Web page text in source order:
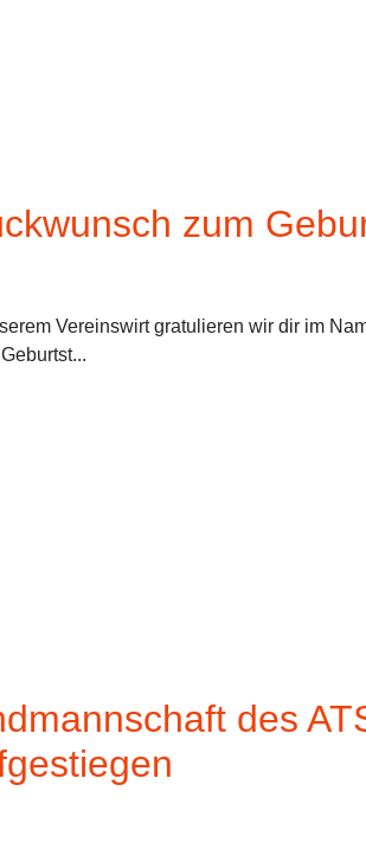
zum
Vereinswirt gratulieren wir dir im
des